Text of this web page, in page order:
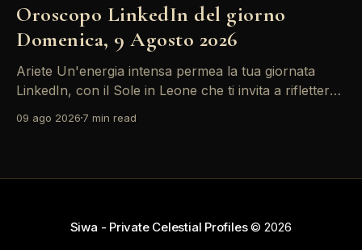
Oroscopo LinkedIn del giorno
Domenica, 9 Agosto 2026
Ariete Un'energia intensa permea la tua giornata
LinkedIn, con il Sole in Leone che ti invita a riflettere
dalla Luna in Gemelli, possono generare interazioni
09 ago 2026 7 min read
Siwa - Private Celestial Profiles© 2026